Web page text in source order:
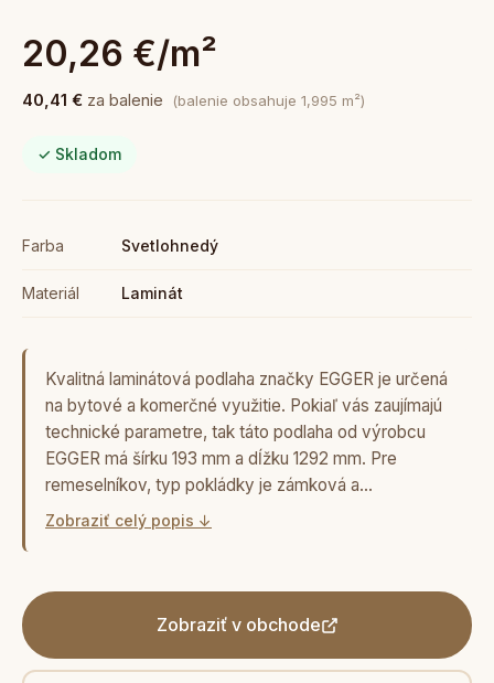
20,26 €/m²
40,41 € za balenie (balenie obsahuje 1,995 m²)
✓ Skladom
Farba Svetlohnedý
Materiál Laminát
Kvalitná laminátová podlaha značky EGGER je určená
na bytové a komerčné využitie. Pokiaľ vás zaujímajú
technické parametre, tak táto podlaha od výrobcu
EGGER má šírku 193 mm a dĺžku 1292 mm. Pre
remeselníkov, typ pokládky je zámková a…
Zobraziť celý popis ↓
Zobraziť v obchode